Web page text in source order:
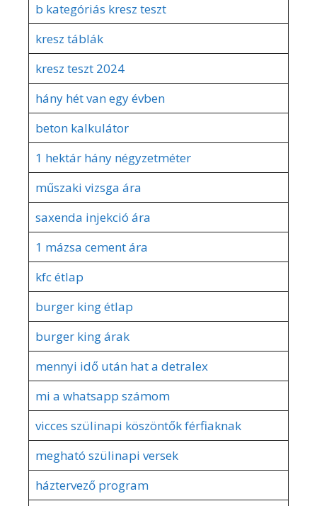
b kategóriás kresz teszt
kresz táblák
kresz teszt 2024
hány hét van egy évben
beton kalkulátor
1 hektár hány négyzetméter
műszaki vizsga ára
saxenda injekció ára
1 mázsa cement ára
kfc étlap
burger king étlap
burger king árak
mennyi idő után hat a detralex
mi a whatsapp számom
vicces szülinapi köszöntők férfiaknak
megható szülinapi versek
háztervező program